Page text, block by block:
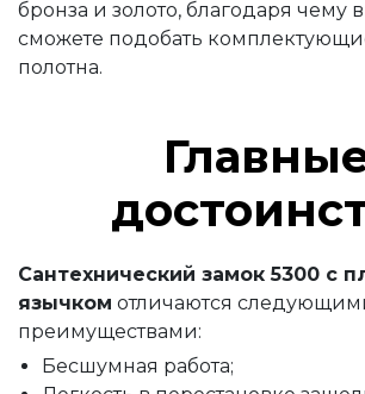
бронза и золото, благодаря чему
сможете подобать
полотна.
Сантехнический замок 5300 с
язычком отличаются
преимуществами:
Бесшумная работа;